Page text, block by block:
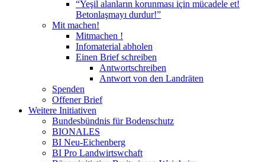
“Yeşil alanların korunması için mücadele et!
Betonlaşmayı durdur!”
Mit machen!
Mitmachen !
Infomaterial abholen
Einen Brief schreiben
Antwortschreiben
Antwort von den Landräten
Spenden
Offener Brief
Weitere Initiativen
Bundesbündnis für Bodenschutz
BIONALES
BI Neu-Eichenberg
BI Pro Landwirtswchaft